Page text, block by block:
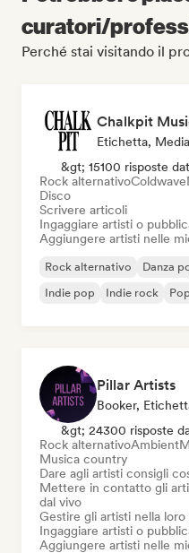
curatori/
Perché stai visitando il
Chalkpit
&gt; 15100 risposte
Rock alternativoColdwave
Disco
Scrivere articoli
Ingaggiare artisti o
Aggiungere artisti nelle
Rock alternativo Danza
Indie pop
Indie rock
Pillar Artists
&gt; 24300 risposte
Rock alternativoAmbient
Musica country
Dare agli artisti consigli
Mettere in contatto gli
dal vivo
Gestire gli artisti nella loro
Ingaggiare artisti o
Aggiungere artisti nelle